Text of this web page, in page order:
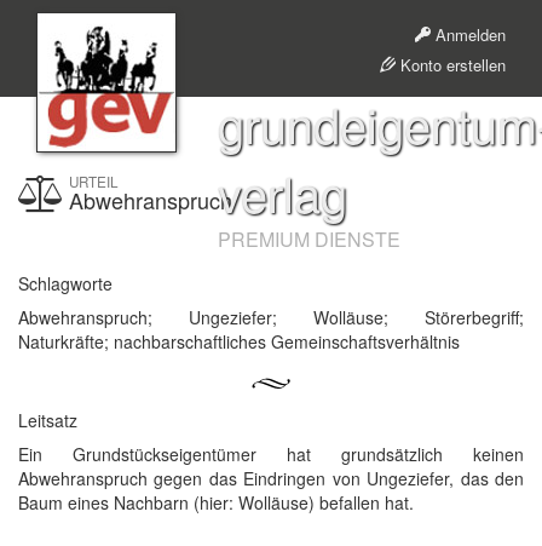
Anmelden
Konto erstellen
verlag
PREMIUM DIENSTE
URTEIL
Abwehranspruch
Schlagworte
Abwehranspruch; Ungeziefer; Wolläuse; Störerbegriff;
Naturkräfte; nachbarschaftliches Gemeinschaftsverhältnis
Leitsatz
Ein Grundstückseigentümer hat grundsätzlich keinen
Abwehranspruch gegen das Eindringen von Ungeziefer, das den
Baum eines Nachbarn (hier: Wolläuse) befallen hat.